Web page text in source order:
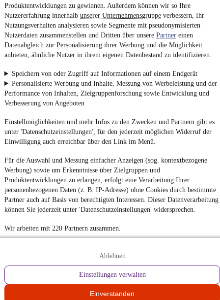
Produktentwicklungen zu gewinnen. Außerdem können wir so Ihre
Nutzererfahrung innerhalb unserer Unternehmensgruppe verbessern, Ihr
Nutzungsverhalten analysieren sowie Segmente mit pseudonymisierten
Nutzerdaten zusammenstellen und Dritten über unsere Partner einen
Datenabgleich zur Personalisierung ihrer Werbung und die Möglichkeit
anbieten, ähnliche Nutzer in ihrem eigenen Datenbestand zu identifizieren.
Speichern von oder Zugriff auf Informationen auf einem Endgerät
Personalisierte Werbung und Inhalte, Messung von Werbeleistung und der
Performance von Inhalten, Zielgruppenforschung sowie Entwicklung und
Verbesserung von Angeboten
Einstellmöglichkeiten und mehr Infos zu den Zwecken und Partnern gibt es
unter 'Datenschutzeinstellungen', für den jederzeit möglichen Widerruf der
Einwilligung auch erreichbar über den Link im Menü.
Für die Auswahl und Messung einfacher Anzeigen (sog. kontextbezogene
Werbung) sowie um Erkenntnisse über Zielgruppen und
Produktentwicklungen zu erlangen, erfolgt eine Verarbeitung Ihrer
personenbezogenen Daten (z. B. IP-Adresse) ohne Cookies durch bestimmte
Partner auch auf Basis von berechtigten Interessen. Dieser Datenverarbeitung
können Sie jederzeit unter 'Datenschutzeinstellungen' widersprechen.
Wir arbeiten mit 220 Partnern zusammen.
Ablehnen
Einstellungen verwalten
Einverstanden